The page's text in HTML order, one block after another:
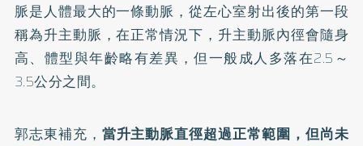
脈是人體最大的一條動脈，從左心室射出後的第一段
稱為升主動脈，在正常情況下，升主動脈內徑會隨身
高、體型與年齡略有差異，但一般成人多落在2.5～
3.5公分之間。
郭志東補充， 當升主動脈直徑超過正常範圍，但尚未